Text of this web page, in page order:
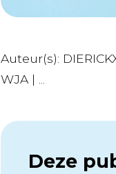
Auteur(s):
WJA | ...
Deze